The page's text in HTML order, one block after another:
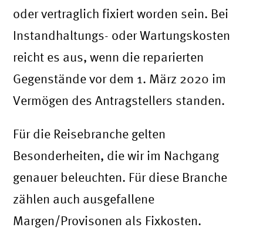
oder vertraglich fixiert worden sein. Bei
Instandhaltungs- oder Wartungskosten
reicht es aus, wenn die reparierten
Gegenstände vor dem 1. März 2020 im
Vermögen des Antragstellers standen.
Für die Reisebranche gelten
Besonderheiten, die wir im Nachgang
genauer beleuchten. Für diese Branche
zählen auch ausgefallene
Margen/Provisonen als Fixkosten.